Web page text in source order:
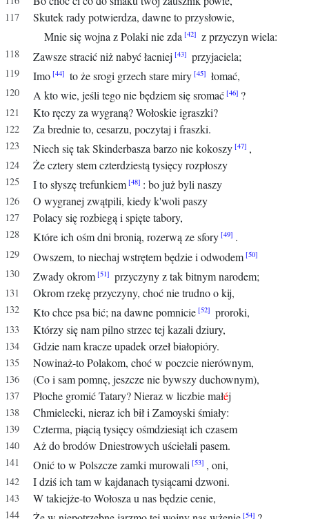
Skutek rady potwierdza, dawne to przysłowie,
Mnie się wojna z Polaki nie zda
z przyczyn wiela:
Zawsze stracić niż nabyć łacniej
przyjaciela;
Imo
to że srogi grzech stare miry
łomać,
A kto wie, jeśli tego nie będziem się sromać
?
Kto ręczy za wygraną? Wołoskie igraszki?
Za brednie to, cesarzu, poczytaj i fraszki.
Niech się tak Skinderbasza barzo nie kokoszy
,
Że cztery stem czterdziestą tysięcy rozpłoszy
I to słyszę trefunkiem
: bo już byli naszy
O wygranej zwątpili, kiedy k'woli paszy
Polacy się rozbiegą i spięte tabory,
Które ich ośm dni bronią, rozerwą ze sfory
.
Owszem, to niechaj wstrętem będzie i odwodem
Zwady okrom
przyczyny z tak bitnym narodem;
Okrom rzekę przyczyny, choć nie trudno o kij,
Kto chce psa bić; na dawne pomnicie
proroki,
Którzy się nam pilno strzec tej kazali dziury,
Gdzie nam kracze upadek orzeł białopióry.
Nowinaż-to Polakom, choć w poczcie nierównym,
(Co i sam pomnę, jeszcze nie bywszy duchownym),
Płoche gromić Tatary? Nieraz w liczbie małéj
Chmielecki, nieraz ich bił i Zamoyski śmiały:
Czterma, piącią tysięcy ośmdziesiąt ich czasem
Aż do brodów Dniestrowych uściełali pasem.
Onić to w Polszcze zamki murowali
, oni,
I dziś ich tam w kajdanach tysiącami dzwoni.
W takiejże-to Wołosza u nas będzie cenie,